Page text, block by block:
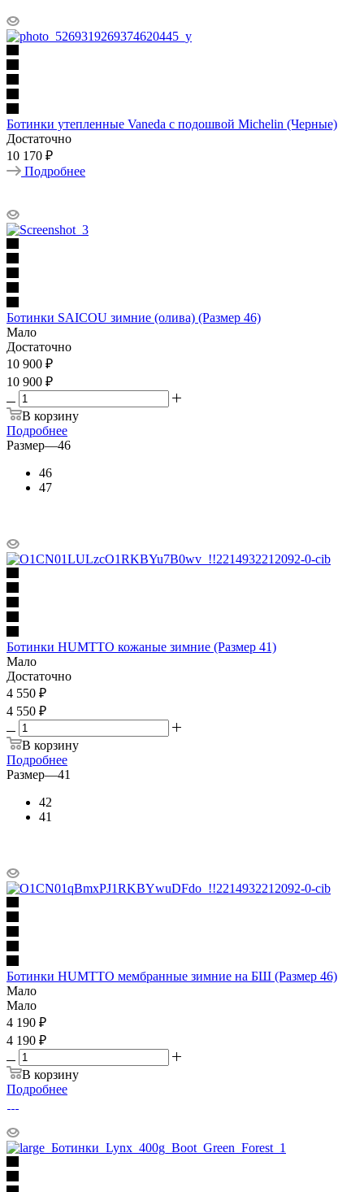
Ботинки утепленные Vaneda c подошвой Michelin (Черные)
Достаточно
10 170 ₽
Подробнее
Ботинки SAICOU зимние (олива) (Размер 46)
Мало
Достаточно
10 900 ₽
10 900 ₽
В корзину
Подробнее
Размер—46
46
47
Ботинки HUMTTO кожаные зимние (Размер 41)
Мало
Достаточно
4 550 ₽
4 550 ₽
В корзину
Подробнее
Размер—41
42
41
Ботинки HUMTTO мембранные зимние на БШ (Размер 46)
Мало
Мало
4 190 ₽
4 190 ₽
В корзину
Подробнее